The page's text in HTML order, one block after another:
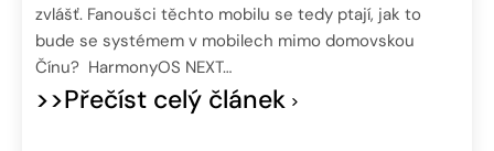
zvlášť. Fanoušci těchto mobilu se tedy ptají, jak to
bude se systémem v mobilech mimo domovskou
Čínu? HarmonyOS NEXT…
>>Přečíst celý článek